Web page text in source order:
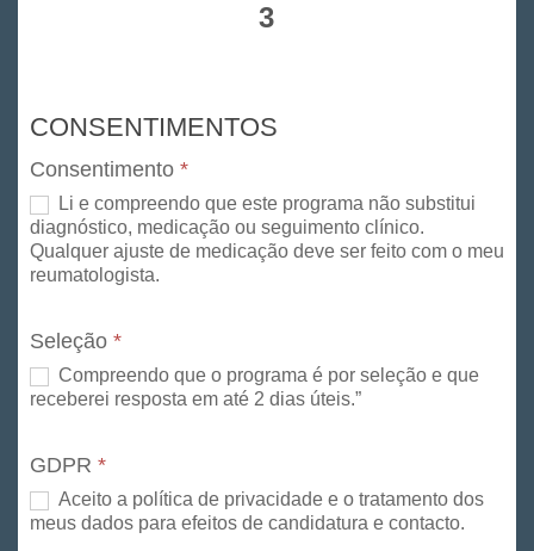
3
CONSENTIMENTOS
Consentimento *
diagnóstico, medicação ou seguimento clínico.
Qualquer ajuste de medicação deve ser feito com o meu
reumatologista.
Seleção *
receberei resposta em até 2 dias úteis.”
GDPR *
meus dados para efeitos de candidatura e contacto.